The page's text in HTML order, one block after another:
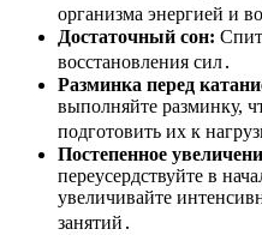
организма энергией и
Достаточный сон:
восстановления сил․
Разминка перед
выполняйте разминку,
подготовить их к
Постепенное
переусердствуйте в
увеличивайте
занятий․